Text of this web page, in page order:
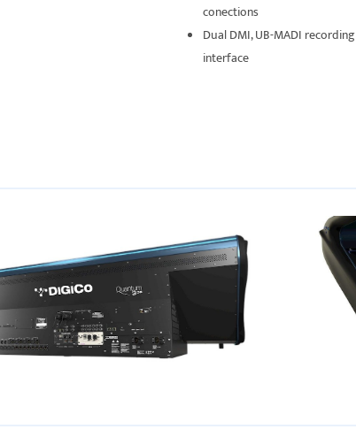
conections
Dual DMI, UB-MADI recording
interface